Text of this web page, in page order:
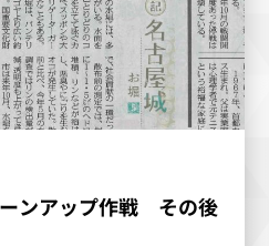
ンアップ作戦 その後